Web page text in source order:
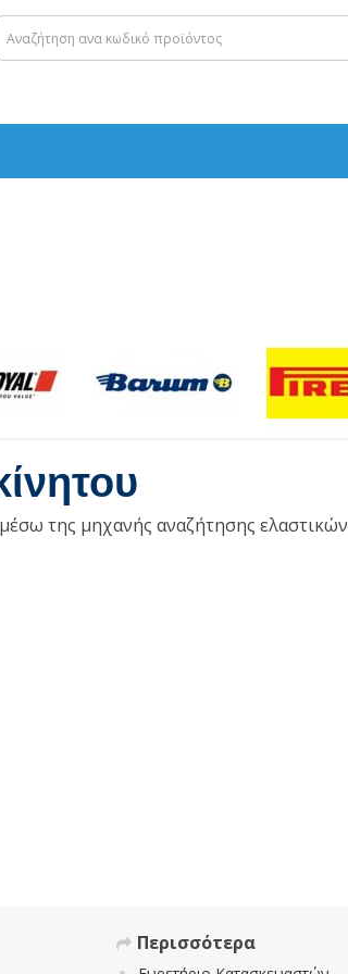
της μηχανής αναζήτησης ελαστικών
Περισσότερα